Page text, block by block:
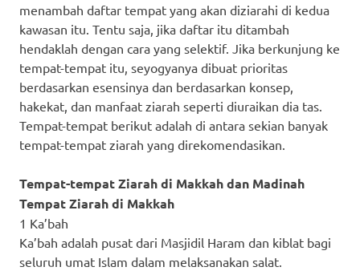
menambah daftar tempat yang akan diziarahi di kedua
kawasan itu. Tentu saja, jika daftar itu ditambah
hendaklah dengan cara yang selektif. Jika berkunjung ke
tempat-tempat itu, seyogyanya dibuat prioritas
berdasarkan esensinya dan berdasarkan konsep,
hakekat, dan manfaat ziarah seperti diuraikan dia tas.
Tempat-tempat berikut adalah di antara sekian banyak
tempat-tempat ziarah yang direkomendasikan.
Tempat-tempat Ziarah di Makkah dan Madinah
Tempat Ziarah di Makkah
1 Ka’bah
Ka’bah adalah pusat dari Masjidil Haram dan kiblat bagi
seluruh umat Islam dalam melaksanakan salat.